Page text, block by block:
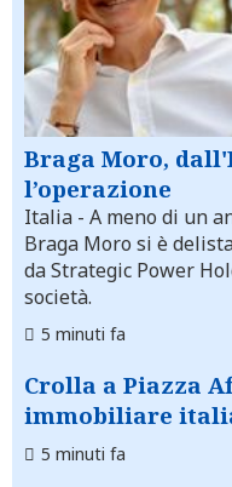
Braga Moro,
l’operazione
Italia - A meno di un
Braga Moro si è
da Strategic Power
società.
5 minuti fa
Crolla a Piazza
immobiliare
5 minuti fa